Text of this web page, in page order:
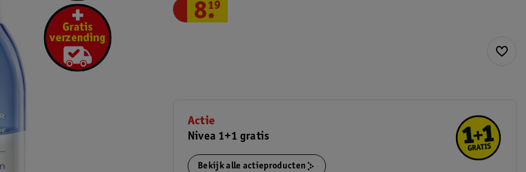
8.
19
Actie
Nivea 1+1 gratis
Bekijk alle actieproducten